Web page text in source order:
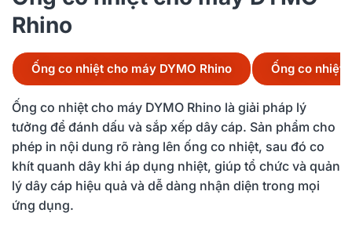
Rhino
Ống co nhiệt cho máy DYMO Rhino Ống co nhiệt
Ống co nhiệt cho máy DYMO Rhino là giải pháp lý
tưởng để đánh dấu và sắp xếp dây cáp. Sản phẩm cho
phép in nội dung rõ ràng lên ống co nhiệt, sau đó co
khít quanh dây khi áp dụng nhiệt, giúp tổ chức và quản
lý dây cáp hiệu quả và dễ dàng nhận diện trong mọi
ứng dụng.